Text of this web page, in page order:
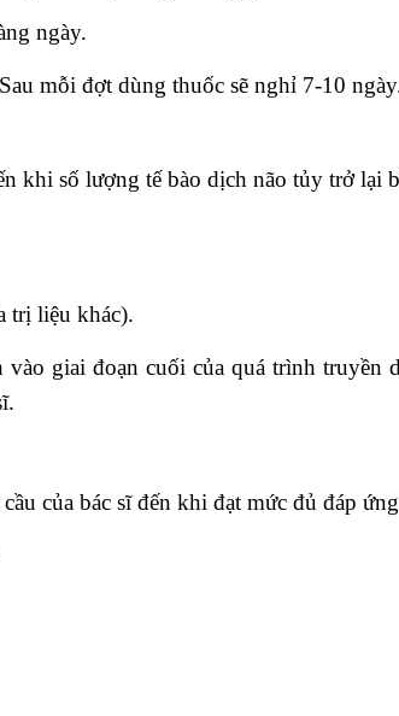
ngày.
mỗi đợt dùng thuốc sẽ nghỉ 7-10
khi số lượng tế bào dịch não tủy trở lại
trị liệu khác).
giai đoạn cuối của quá trình truyền
của bác sĩ đến khi đạt mức đủ đáp